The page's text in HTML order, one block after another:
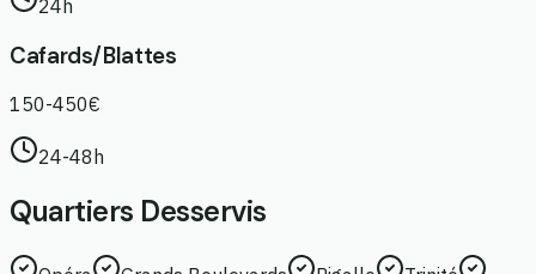
24h
Cafards/Blattes
150-450€
24-48h
Quartiers Desservis